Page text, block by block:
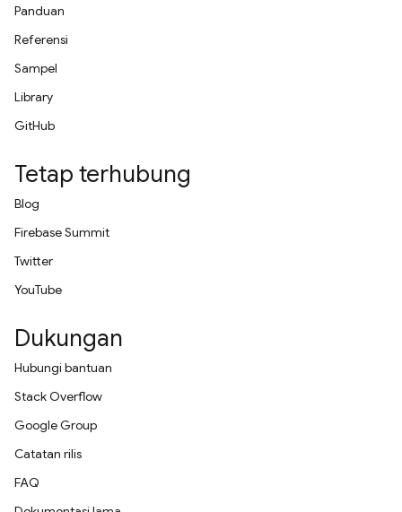
Panduan
Referensi
Sampel
Library
GitHub
Tetap terhubung
Blog
Firebase Summit
Twitter
YouTube
Dukungan
Hubungi bantuan
Stack Overflow
Google Group
Catatan rilis
FAQ